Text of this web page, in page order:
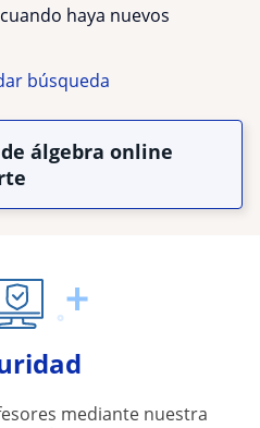
haya nuevos
búsqueda
álgebra online
mediante nuestra